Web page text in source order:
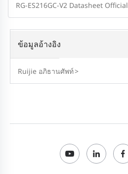
RG-ES216GC-V2 Datasheet Official
ข้อมูลอ้างอิง
Ruijie อภิธานศัพท์>